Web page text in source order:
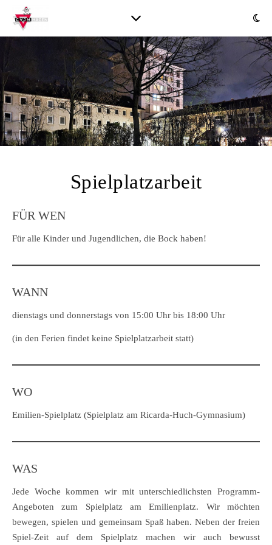
Spielplatzarbeit
FÜR WEN
Für alle Kinder und Jugendlichen, die Bock haben!
WANN
dienstags und donnerstags von 15:00 Uhr bis 18:00 Uhr
(in den Ferien findet keine Spielplatzarbeit statt)
WO
Emilien-Spielplatz (Spielplatz am Ricarda-Huch-Gymnasium)
WAS
Jede Woche kommen wir mit unterschiedlichsten Programm-
Angeboten zum Spielplatz am Emilienplatz. Wir möchten
bewegen, spielen und gemeinsam Spaß haben. Neben der freien
Spiel-Zeit auf dem Spielplatz machen wir auch bewusst